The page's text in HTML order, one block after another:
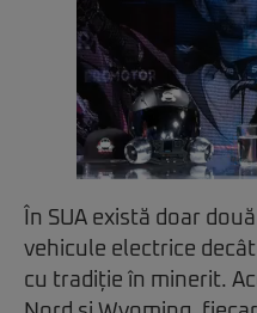
În SUA există doar
vehicule electrice
cu tradiție în minerit.